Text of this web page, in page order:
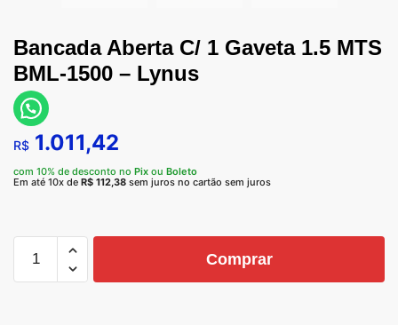
Bancada Aberta C/ 1 Gaveta 1.5 MTS
BML-1500 – Lynus
R$ 1.011,42
com 10% de desconto no Pix ou Boleto
Em até 10x de R$ 112,38 sem juros no cartão sem juros
Comprar